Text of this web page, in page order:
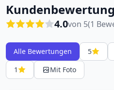
4.0von 5(1
Alle Bewertungen 5
1
Mit Foto